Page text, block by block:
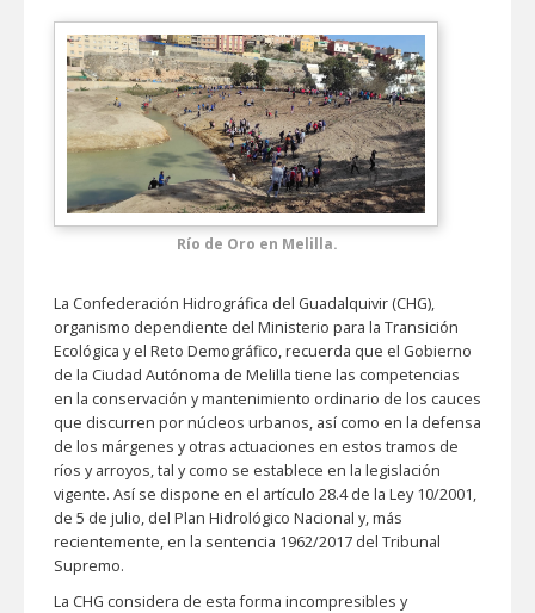
Río de Oro en Melilla.
La Confederación Hidrográfica del Guadalquivir (CHG),
organismo dependiente del Ministerio para la Transición
Ecológica y el Reto Demográfico, recuerda que el Gobierno
de la Ciudad Autónoma de Melilla tiene las competencias
en la conservación y mantenimiento ordinario de los cauces
que discurren por núcleos urbanos, así como en la defensa
de los márgenes y otras actuaciones en estos tramos de
ríos y arroyos, tal y como se establece en la legislación
vigente. Así se dispone en el artículo 28.4 de la Ley 10/2001,
de 5 de julio, del Plan Hidrológico Nacional y, más
recientemente, en la sentencia 1962/2017 del Tribunal
Supremo.
La CHG considera de esta forma incompresibles y